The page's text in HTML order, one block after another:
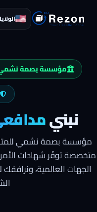
مؤسسة بصمة نشمي
نبني
مؤسسة بصمة نشمي
متخصصة توفّر شهادات
الجهات العالمية،